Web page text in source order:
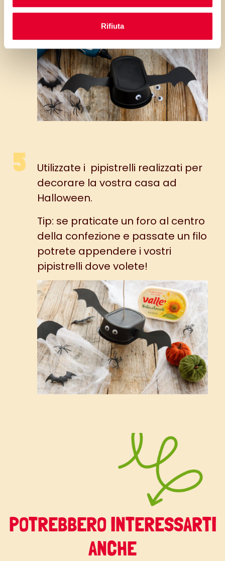
Rifiuta
Utilizzate i pipistrelli realizzati per
decorare la vostra casa ad
Halloween.
Tip: se praticate un foro al centro
della confezione e passate un filo
potrete appendere i vostri
pipistrelli dove volete!
POTREBBERO INTERESSARTI
ANCHE